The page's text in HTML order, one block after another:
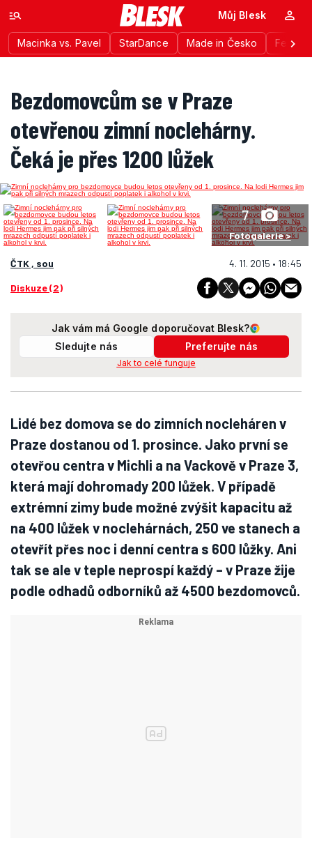
Macinka vs. Pavel StarDance Made in Česko
Můj Blesk
Bezdomovcům se v Praze
otevřenou zimní noclehárny.
Čeká je přes 1200 lůžek
7
Fotogalerie >
ČTK , sou 4. 11. 2015 • 18:45
Diskuze (2)
Jak vám má Google doporučovat Blesk?
Sledujte nás
Preferujte nás
Jak to celé funguje
Lidé bez domova se do zimních nocleháren v
Praze dostanou od 1. prosince. Jako první se
otevřou centra v Michli a na Vackově v Praze 3,
která mají dohromady 200 lůžek. V případě
extrémní zimy bude možné zvýšit kapacitu až
na 400 lůžek v noclehárnách, 250 ve stanech a
otevřít přes noc i denní centra s 600 lůžky. Ani
tak se ale v teple neprospí každý – v Praze žije
podle odhadů odborníků až 4500 bezdomovců.